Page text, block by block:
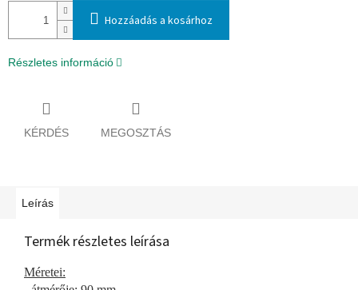
Hozzáadás a kosárhoz
Részletes információ
KÉRDÉS MEGOSZTÁS
Leírás
Termék részletes leírása
Méretei: